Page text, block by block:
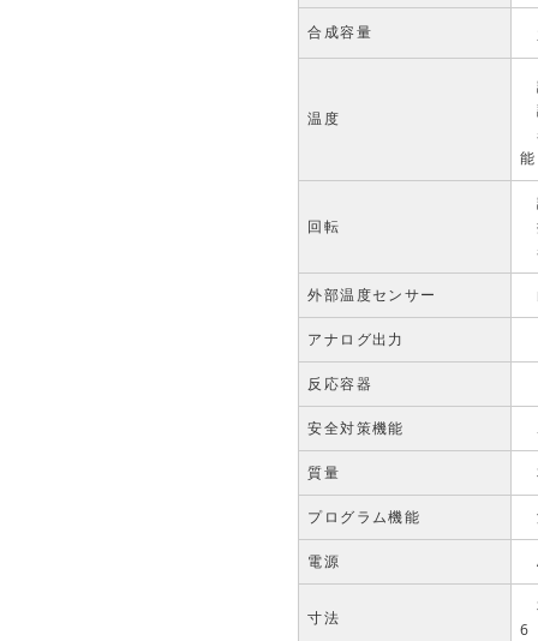
合成容量
温度
回転
外部温度センサー
アナログ出力
反応容器
安全対策機能
質量
プログラム機能
電源
寸法
6